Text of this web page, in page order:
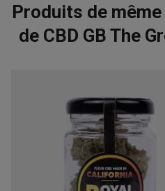
Produits de
de CBD GB The